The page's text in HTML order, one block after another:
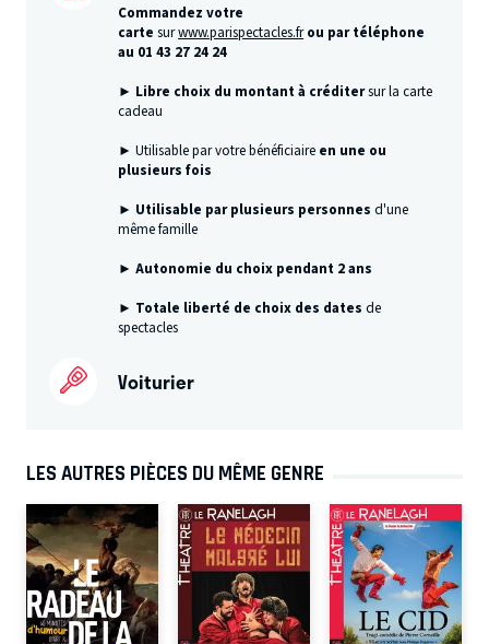
Commandez votre
cartesurwww.parispectacles.frou par téléphone
au 01 43 27 24 24
► Libre choix du montant à créditersur la carte
cadeau
► Utilisable par votre bénéficiaire en une ou
plusieurs fois
► Utilisable par plusieurs personnesd'une
même famille
► Autonomie du choix pendant 2 ans
► Totale liberté de choix des dates de
spectacles
Voiturier
LES AUTRES PIÈCES DU MÊME GENRE